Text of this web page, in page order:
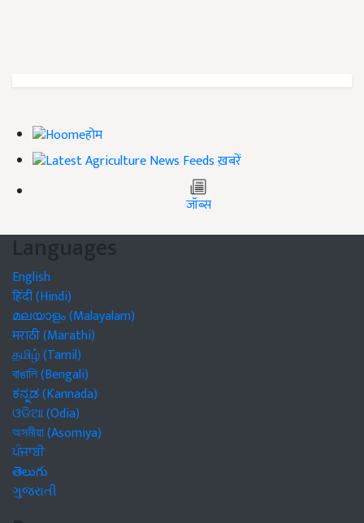
होम
ख़बरें
जॉब्स
Languages
English
हिंदी (Hindi)
മലയാളം (Malayalam)
मराठी (Marathi)
தமிழ் (Tamil)
বাঙালি (Bengali)
ಕನ್ನಡ (Kannada)
ଓଡିଆ (Odia)
অসমীয়া (Asomiya)
ਪੰਜਾਬੀ
తెలుగు
ગુજરાતી